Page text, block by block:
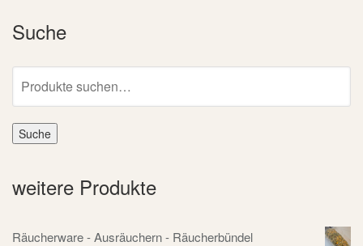
Suche
nach:
Suche
weitere Produkte
Räucherware - Ausräuchern - Räucherbündel